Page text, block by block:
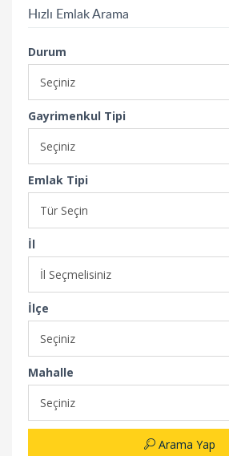
Hızlı Emlak Arama
Durum
Gayrimenkul Tipi
Emlak Tipi
İl
İlçe
Mahalle
Arama Yap